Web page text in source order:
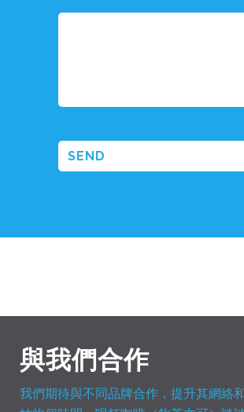
與我們合作
我們期待與不同品牌合作，提升其網絡